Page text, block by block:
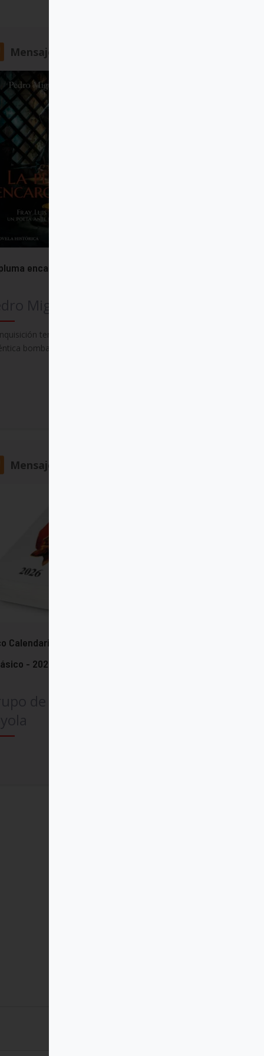
Mensajero
encarcelada
tenía en sus manos una
bomba
Mensajero
Calendario del Corazón de Jesús
- 2026